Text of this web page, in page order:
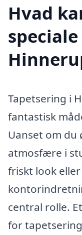
Hvad
Tapetsering i
fantastisk
Uanset om du
atmosfære i
friskt look
central rolle.
for